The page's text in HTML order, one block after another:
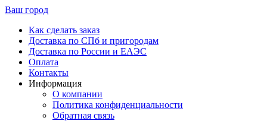
Ваш город
Как сделать заказ
Доставка по СПб и пригородам
Доставка по России и ЕАЭС
Оплата
Контакты
Информация
О компании
Политика конфиденциальности
Обратная связь